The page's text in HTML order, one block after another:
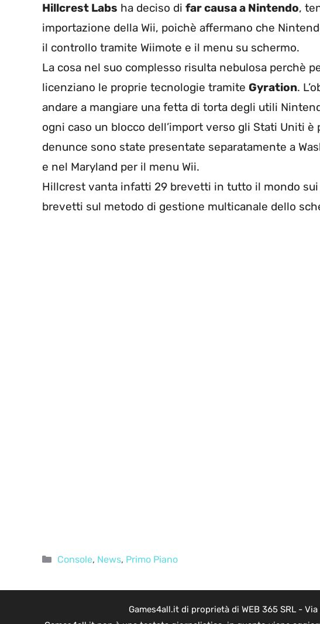
Hillcrest Labs ha deciso di far causa a Nintendo,
importazione della Wii, poichè affermano che
il controllo tramite Wiimote e il menu su schermo.
La cosa nel suo complesso risulta nebulosa perchè
licenziano le proprie tecnologie tramite Gyration.
andare a mangiare una fetta di torta degli utili
ogni caso un blocco dell’import verso gli Stati Uniti
denunce sono state presentate separatamente a
e nel Maryland per il menu Wii.
Hillcrest vanta infatti 29 brevetti in tutto il mondo
brevetti sul metodo di gestione multicanale dello
Categorie
Console, News, Primo Piano
Games4all.it di proprietà di WEB 365 SRL -